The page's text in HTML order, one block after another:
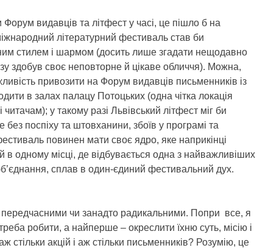
видавців та літфест у часі, це пішло б на
літературний фестиваль став би
стилем і шармом (досить лише згадати нещодавно
здобув своє неповторне й цікаве обличчя). Можна,
привозити на Форум видавців письменників із
в залах палацу Потоцьких (одна чітка локація
у такому разі Львівський літфест міг би
без поспіху та штовханини, збоїв у програмі та
повинен мати своє ядро, яке наприкінці
в одному місці, де відбувається одна з найважливіших
сплав в один-єдиний фестивальний дух.
чи занадто радикальними. Попри все, я
робити, а найперше – окреслити їхню суть, місію і
акцій і аж стільки письменників? Розумію, це